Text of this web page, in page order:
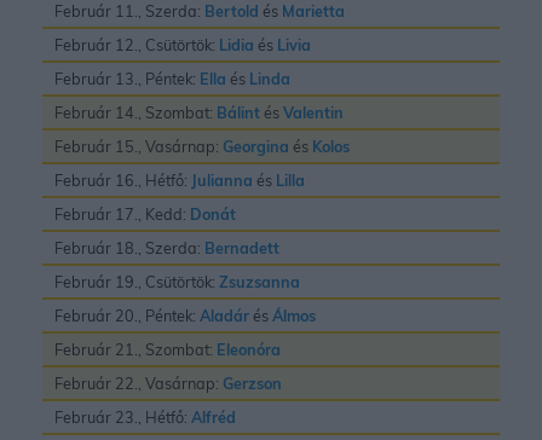
Február 11., Szerda: Bertold és Marietta
Február 12., Csütörtök: Lidia és Livia
Február 13., Péntek: Ella és Linda
Február 14., Szombat: Bálint ésValentin
Február 15., Vasárnap: Georgina és Kolos
Február 16., Hétfő: Julianna és Lilla
Február 17., Kedd: Donát
Február 18., Szerda: Bernadett
Február 19., Csütörtök: Zsuzsanna
Február 20., Péntek: Aladár ésÁlmos
Február 21., Szombat: Eleonóra
Február 22., Vasárnap: Gerzson
Február 23., Hétfő: Alfréd